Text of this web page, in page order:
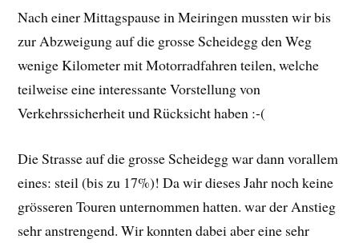
Nach einer Mittagspause in Meiringen mussten wir bis
zur Abzweigung auf die grosse Scheidegg den Weg
wenige Kilometer mit Motorradfahren teilen, welche
teilweise eine interessante Vorstellung von
Verkehrssicherheit und Rücksicht haben :-(
Die Strasse auf die grosse Scheidegg war dann vorallem
eines: steil (bis zu 17%)! Da wir dieses Jahr noch keine
grösseren Touren unternommen hatten. war der Anstieg
sehr anstrengend. Wir konnten dabei aber eine sehr